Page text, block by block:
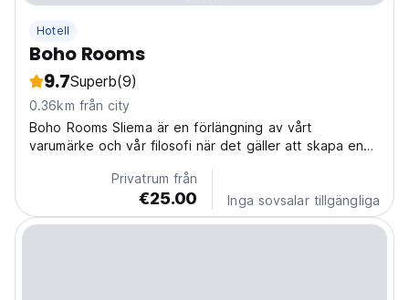
Hotell
Boho Rooms
9.7Superb(9)
0.36km från city
Boho Rooms Sliema är en förlängning av vårt
varumärke och vår filosofi när det gäller att skapa en
gången, med de extra bekvämligheterna av privata
Privatrum från
€25.00 Inga sovsalar tillgängliga